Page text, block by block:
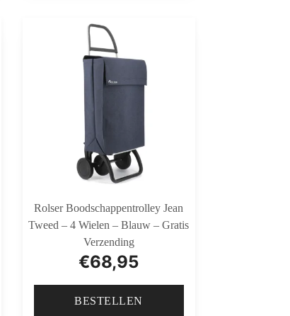
Rolser Boodschappentrolley Jean
Tweed – 4 Wielen – Blauw – Gratis
Verzending
€68,95
BESTELLEN